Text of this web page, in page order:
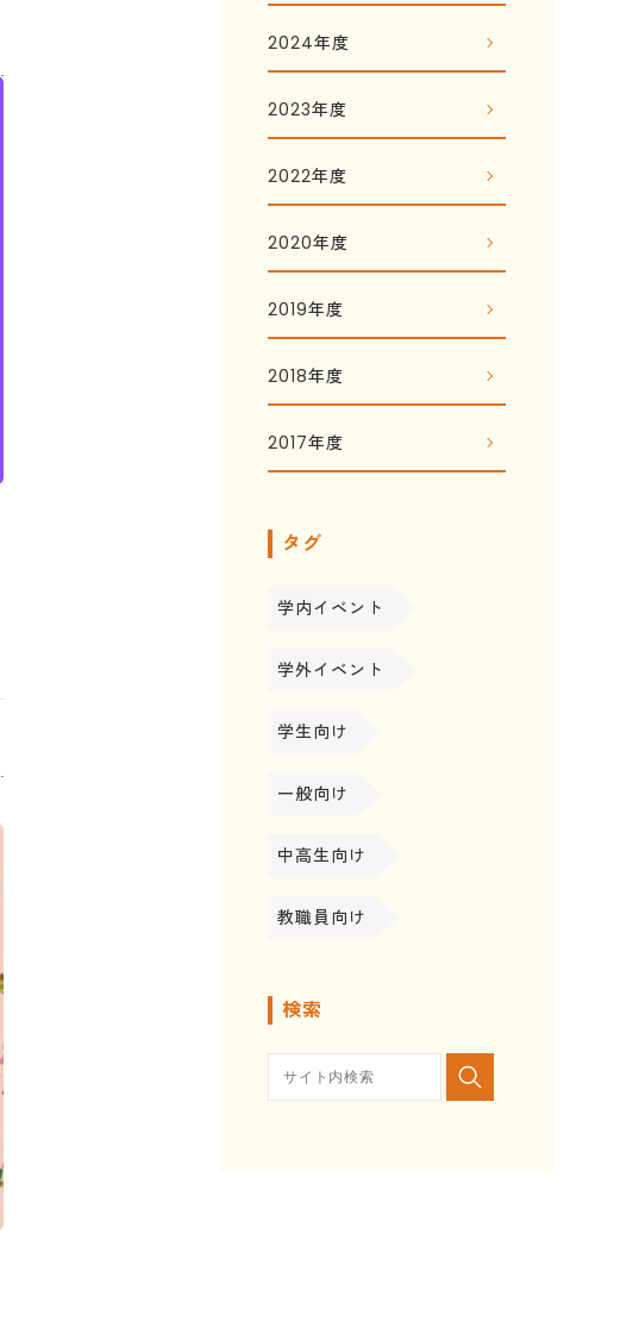
2024年度
2023年度
2022年度
2020年度
2019年度
2018年度
2017年度
タグ
学内イベント
学外イベント
学生向け
一般向け
中高生向け
教職員向け
検索